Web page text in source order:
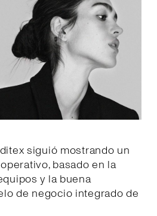
siguió mostrando un
basado en la
y la buena
de negocio integrado de